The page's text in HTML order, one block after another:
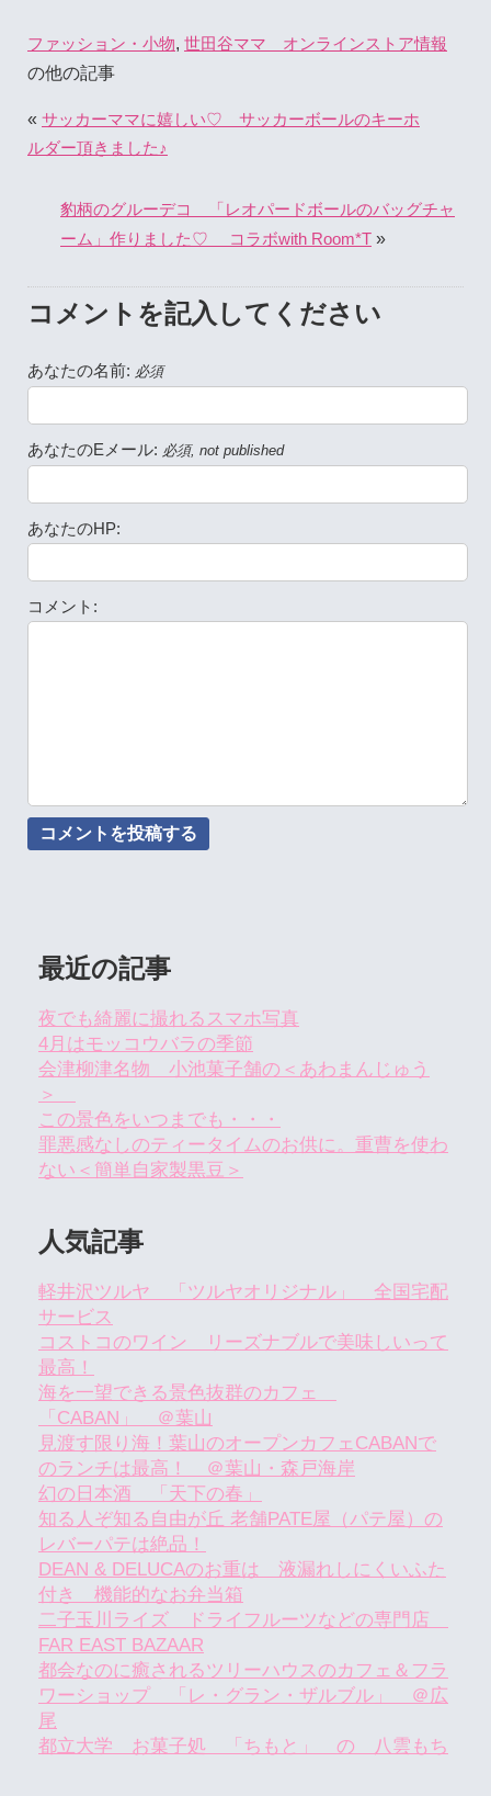
ファッション・小物, 世田谷ママ オンラインストア情報
の他の記事
« サッカーママに嬉しい♡ サッカーボールのキーホ
ルダー頂きました♪
豹柄のグルーデコ 「レオパードボールのバッグチャ
ーム」作りました♡ コラボwith Room*T »
コメントを記入してください
あなたの名前: 必須
あなたのEメール: 必須, not published
あなたのHP:
コメント:
最近の記事
夜でも綺麗に撮れるスマホ写真
4月はモッコウバラの季節
会津柳津名物 小池菓子舗の＜あわまんじゅう
＞
この景色をいつまでも・・・
罪悪感なしのティータイムのお供に。重曹を使わ
ない＜簡単自家製黒豆＞
人気記事
軽井沢ツルヤ 「ツルヤオリジナル」 全国宅配
サービス
コストコのワイン リーズナブルで美味しいって
最高！
海を一望できる景色抜群のカフェ
「CABAN」 ＠葉山
見渡す限り海！葉山のオープンカフェCABANで
のランチは最高！ ＠葉山・森戸海岸
幻の日本酒 「天下の春」
知る人ぞ知る自由が丘 老舗PATE屋（パテ屋）の
レバーパテは絶品！
DEAN & DELUCAのお重は 液漏れしにくいふた
付き 機能的なお弁当箱
二子玉川ライズ ドライフルーツなどの専門店
FAR EAST BAZAAR
都会なのに癒されるツリーハウスのカフェ＆フラ
ワーショップ 「レ・グラン・ザルブル」 ＠広
尾
都立大学 お菓子処 「ちもと」 の 八雲もち